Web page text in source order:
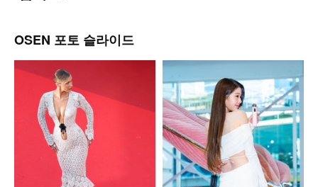
OSEN 포토 슬라이드